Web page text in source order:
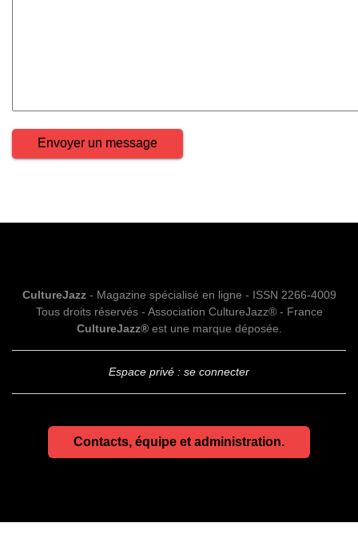
CultureJazz- Magazine spécialisé en ligne - ISSN 2266-4009
Tous droits réservés - Association CultureJazz® - France
CultureJazz®est une marque déposée.
Espace privé : se connecter
Contacts, équipe et administration.